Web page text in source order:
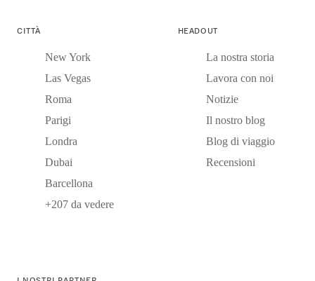
CITTÀ
New York
Las Vegas
Roma
Parigi
Londra
Dubai
Barcellona
+207 da vedere
HEADOUT
La nostra storia
Lavora con noi
Notizie
Il nostro blog
Blog di viaggio
Recensioni